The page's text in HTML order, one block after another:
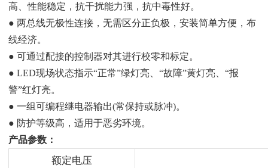
高、性能稳定，抗干扰能力强，抗中毒性好。
● 两总线无极性连接，无需区分正负极，安装简单方便，布
线经济。
● 可通过配接的控制器对其进行校零和标定。
● LED现场状态指示“正常”绿灯亮、“故障”黄灯亮、“报
警”红灯亮。
● 一组可编程继电器输出(常保持或脉冲)。
● 防护等级高，适用于恶劣环境。
产品参数：
额定电压